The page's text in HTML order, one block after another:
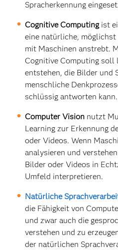
Spracherkennung
Cognitive Computingist
eine natürliche,
mit Maschinen anstrebt.
Cognitive Computing
entstehen, die Bilder und
menschliche
schlüssig antworten kann.
Computer Vision nutzt
Learning zur Erkennung
oder Videos. Wenn
analysieren und
Bilder oder Videos in
Umfeld interpretieren.
Natürliche
die Fähigkeit von
und zwar auch die
verstehen und zu
der natürlichen